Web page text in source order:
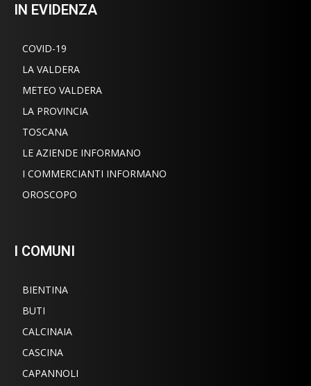
IN EVIDENZA
COVID-19
LA VALDERA
METEO VALDERA
LA PROVINCIA
TOSCANA
LE AZIENDE INFORMANO
I COMMERCIANTI INFORMANO
OROSCOPO
I COMUNI
BIENTINA
BUTI
CALCINAIA
CASCINA
CAPANNOLI